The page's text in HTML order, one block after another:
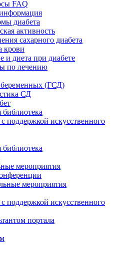
FAQ
диабета
активность
сахарного диабета
крови
и диета при диабете
по лечению
беременных (ГСД)
СД
поддержкой искусственного
мероприятия
мероприятия
поддержкой искусственного
портала